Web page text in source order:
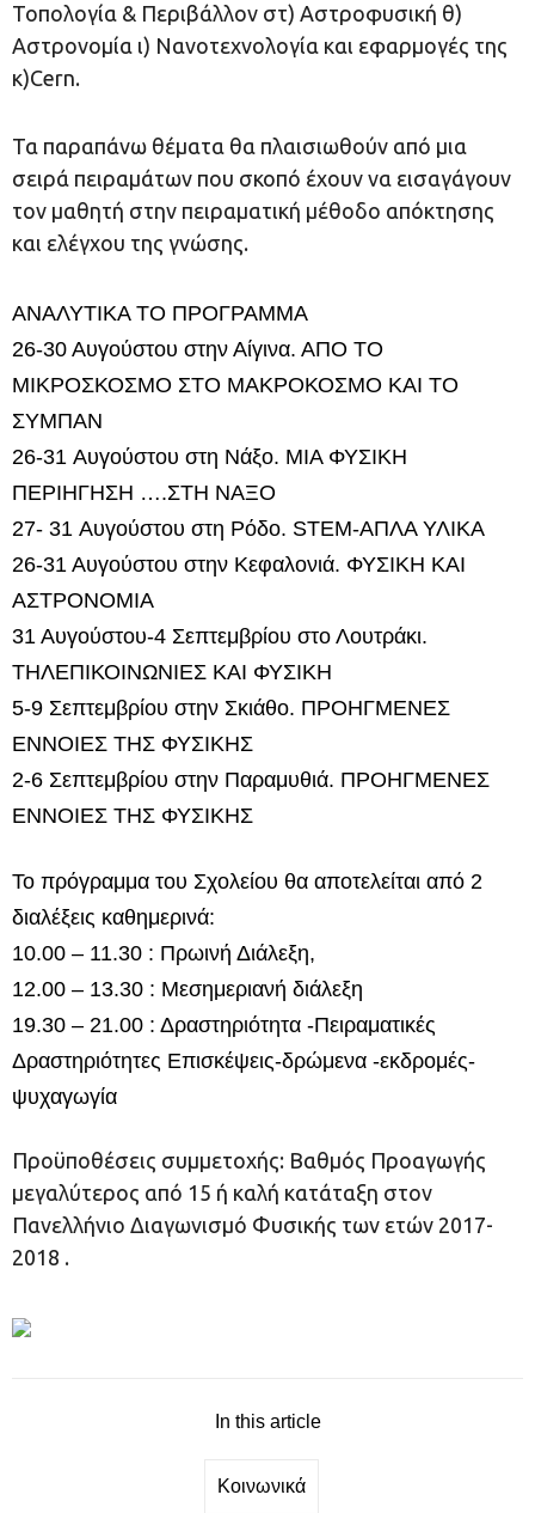
Τοπολογία & Περιβάλλον στ) Αστροφυσική θ)
Αστρονομία ι) Νανοτεχνολογία και εφαρμογές της
κ)Cern.
Τα παραπάνω θέματα θα πλαισιωθούν από μια
σειρά πειραμάτων που σκοπό έχουν να εισαγάγουν
τον μαθητή στην πειραματική μέθοδο απόκτησης
και ελέγχου της γνώσης.
ΑΝΑΛΥΤΙΚΑ ΤΟ ΠΡΟΓΡΑΜΜΑ
26-30 Αυγούστου στην Αίγινα. ΑΠΟ ΤΟ
ΜΙΚΡΟΣΚΟΣΜΟ ΣΤΟ ΜΑΚΡΟΚΟΣΜΟ ΚΑΙ ΤΟ
ΣΥΜΠΑΝ
26-31 Aυγούστου στη Νάξο. ΜΙΑ ΦΥΣΙΚΗ
ΠΕΡΙΗΓΗΣΗ ….ΣΤΗ ΝΑΞΟ
27- 31 Aυγούστου στη Ρόδο. STEM-ΑΠΛΑ ΥΛΙΚΑ
26-31 Αυγούστου στην Κεφαλονιά. ΦΥΣΙΚΗ ΚΑΙ
ΑΣΤΡΟΝΟΜΙΑ
31 Αυγούστου-4 Σεπτεμβρίου στο Λουτράκι.
ΤΗΛΕΠΙΚΟΙΝΩΝΙΕΣ ΚΑΙ ΦΥΣΙΚΗ
5-9 Σεπτεμβρίου στην Σκιάθο. ΠΡΟΗΓΜΕΝΕΣ
ΕΝΝΟΙΕΣ ΤΗΣ ΦΥΣΙΚΗΣ
2-6 Σεπτεμβρίου στην Παραμυθιά. ΠΡΟΗΓΜΕΝΕΣ
ΕΝΝΟΙΕΣ ΤΗΣ ΦΥΣΙΚΗΣ
Το πρόγραμμα του Σχολείου θα αποτελείται από 2
διαλέξεις καθημερινά:
10.00 – 11.30 : Πρωινή Διάλεξη,
12.00 – 13.30 : Μεσημεριανή διάλεξη
19.30 – 21.00 : Δραστηριότητα -Πειραματικές
Δραστηριότητες Επισκέψεις-δρώμενα -εκδρομές-
ψυχαγωγία
Προϋποθέσεις συμμετοχής: Βαθμός Προαγωγής
μεγαλύτερος από 15 ή καλή κατάταξη στον
Πανελλήνιο Διαγωνισμό Φυσικής των ετών 2017-
2018 .
In this article
Κοινωνικά